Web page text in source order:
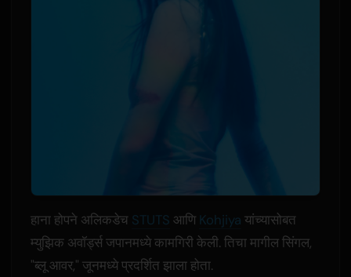
हाना होपने अलिकडेच STUTS आणि Kohjiya यांच्यासोबत
म्युझिक अवॉर्ड्स जपानमध्ये कामगिरी केली. तिचा मागील सिंगल,
"ब्लू आवर," जूनमध्ये प्रदर्शित झाला होता.